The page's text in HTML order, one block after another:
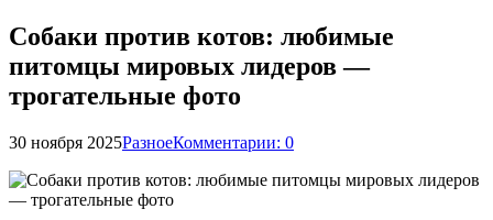
Собаки против котов: любимые
питомцы мировых лидеров ―
трогательные фото
30 ноября 2025РазноеКомментарии: 0